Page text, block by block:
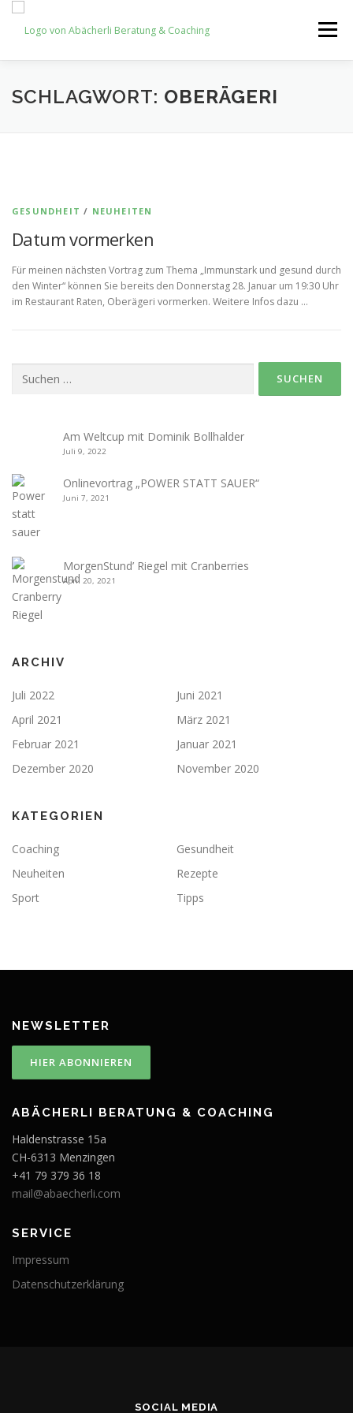
springen
Menü
HOME NEWS NEWSLETTER SHOP
SCHLAGWORT: OBERÄGERI
GESUNDHEIT / NEUHEITEN
Datum vormerken
Für meinen nächsten Vortrag zum Thema „Immunstark und gesund durch
den Winter“ können Sie bereits den Donnerstag 28. Januar um 19:30 Uhr
im Restaurant Raten, Oberägeri vormerken. Weitere Infos dazu …
nach:
Am Weltcup mit Dominik Bollhalder
Juli 9, 2022
Onlinevortrag „POWER STATT SAUER“
Juni 7, 2021
MorgenStund’ Riegel mit Cranberries
April 20, 2021
ARCHIV
Juli 2022
Juni 2021
April 2021
März 2021
Februar 2021
Januar 2021
Dezember 2020
November 2020
KATEGORIEN
Coaching
Gesundheit
Neuheiten
Rezepte
Sport
Tipps
NEWSLETTER
ABÄCHERLI BERATUNG & COACHING
Haldenstrasse 15a
CH-6313 Menzingen
+41 79 379 36 18
mail@abaecherli.com
SERVICE
Impressum
Datenschutzerklärung
SOCIAL MEDIA